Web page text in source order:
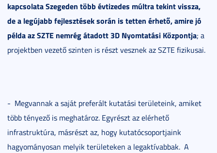
kapcsolata Szegeden több évtizedes múltra tekint vissza,
de a legújabb fejlesztések során is tetten érhető, amire jó
példa az SZTE nemrég átadott 3D Nyomtatási Központja; a
projektben vezető szinten is részt vesznek az SZTE fizikusai.
- Megvannak a saját preferált kutatási területeink, amiket
több tényező is meghatároz. Egyrészt az elérhető
infrastruktúra, másrészt az, hogy kutatócsoportjaink
hagyományosan melyik területeken a legaktívabbak. A